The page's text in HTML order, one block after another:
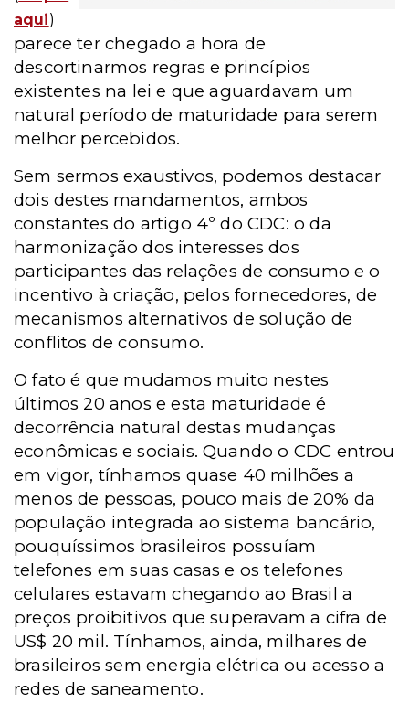
aqui)
parece ter chegado a hora de
descortinarmos regras e princípios
existentes na lei e que aguardavam um
natural período de maturidade para serem
melhor percebidos.
Sem sermos exaustivos, podemos destacar
dois destes mandamentos, ambos
constantes do artigo 4º do CDC: o da
harmonização dos interesses dos
participantes das relações de consumo e o
incentivo à criação, pelos fornecedores, de
mecanismos alternativos de solução de
conflitos de consumo.
O fato é que mudamos muito nestes
últimos 20 anos e esta maturidade é
decorrência natural destas mudanças
econômicas e sociais. Quando o CDC entrou
em vigor, tínhamos quase 40 milhões a
menos de pessoas, pouco mais de 20% da
população integrada ao sistema bancário,
pouquíssimos brasileiros possuíam
telefones em suas casas e os telefones
celulares estavam chegando ao Brasil a
preços proibitivos que superavam a cifra de
US$ 20 mil. Tínhamos, ainda, milhares de
brasileiros sem energia elétrica ou acesso a
redes de saneamento.